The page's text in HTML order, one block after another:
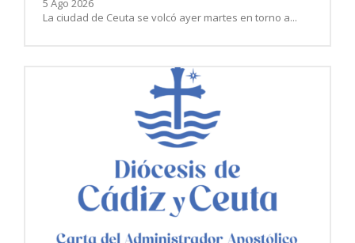
5 Ago 2026
La ciudad de Ceuta se volcó ayer martes en torno a...